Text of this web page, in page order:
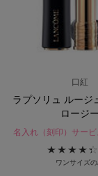
口紅
ラプソリュ ルージ
ロージー
名入れ（刻印）サービ
乾燥から唇を守り、う
すリップケア＆トリー
ワンサイズの